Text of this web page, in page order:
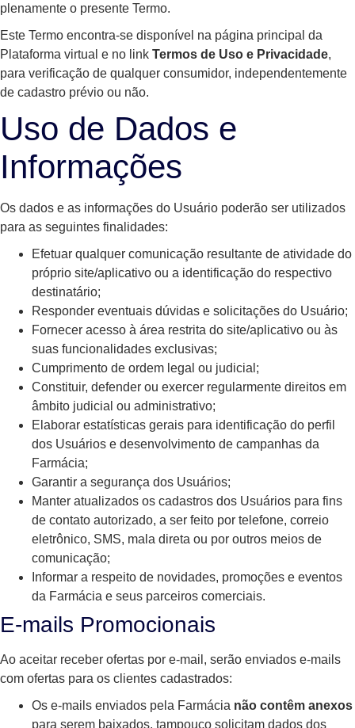
plenamente o presente Termo.
Este Termo encontra-se disponível na página principal da
Plataforma virtual e no link Termos de Uso e Privacidade,
para verificação de qualquer consumidor, independentemente
de cadastro prévio ou não.
Uso de Dados e
Informações
Os dados e as informações do Usuário poderão ser utilizados
para as seguintes finalidades:
Efetuar qualquer comunicação resultante de atividade do
próprio site/aplicativo ou a identificação do respectivo
destinatário;
Responder eventuais dúvidas e solicitações do Usuário;
Fornecer acesso à área restrita do site/aplicativo ou às
suas funcionalidades exclusivas;
Cumprimento de ordem legal ou judicial;
Constituir, defender ou exercer regularmente direitos em
âmbito judicial ou administrativo;
Elaborar estatísticas gerais para identificação do perfil
dos Usuários e desenvolvimento de campanhas da
Farmácia;
Garantir a segurança dos Usuários;
Manter atualizados os cadastros dos Usuários para fins
de contato autorizado, a ser feito por telefone, correio
eletrônico, SMS, mala direta ou por outros meios de
comunicação;
Informar a respeito de novidades, promoções e eventos
da Farmácia e seus parceiros comerciais.
E-mails Promocionais
Ao aceitar receber ofertas por e-mail, serão enviados e-mails
com ofertas para os clientes cadastrados:
Os e-mails enviados pela Farmácia não contêm anexos
para serem baixados, tampouco solicitam dados dos